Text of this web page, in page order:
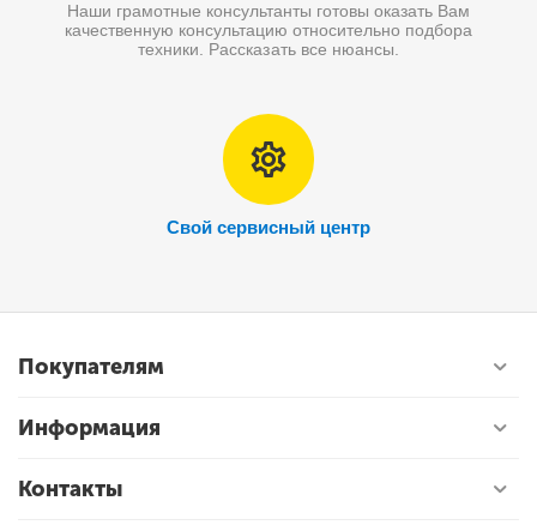
Наши грамотные консультанты готовы оказать Вам
качественную консультацию относительно подбора
техники. Рассказать все нюансы.
Свой сервисный центр
Покупателям
Информация
Контакты